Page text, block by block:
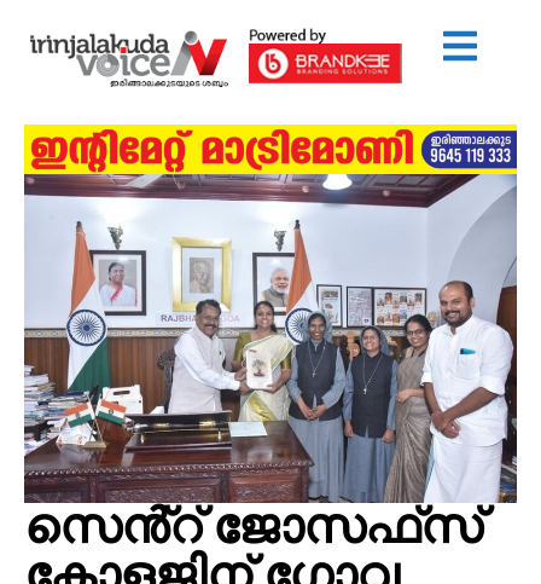
സെൻ്റ് ജോസഫ്‌സ്